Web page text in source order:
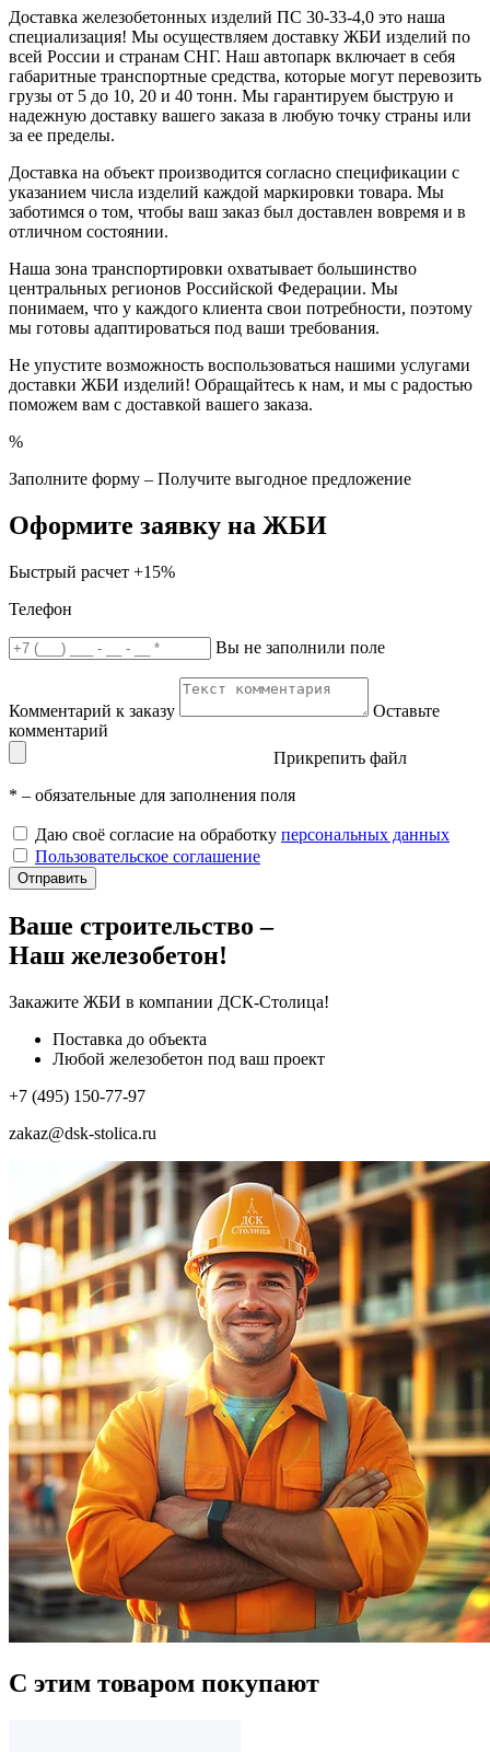
Доставка железобетонных изделий ПС 30-33-4,0 это наша
специализация! Мы осуществляем доставку ЖБИ изделий по
всей России и странам СНГ. Наш автопарк включает в себя
габаритные транспортные средства, которые могут перевозить
грузы от 5 до 10, 20 и 40 тонн. Мы гарантируем быструю и
надежную доставку вашего заказа в любую точку страны или
за ее пределы.
Доставка на объект производится согласно спецификации с
указанием числа изделий каждой маркировки товара. Мы
заботимся о том, чтобы ваш заказ был доставлен вовремя и в
отличном состоянии.
Наша зона транспортировки охватывает большинство
центральных регионов Российской Федерации. Мы
понимаем, что у каждого клиента свои потребности, поэтому
мы готовы адаптироваться под ваши требования.
Не упустите возможность воспользоваться нашими услугами
доставки ЖБИ изделий! Обращайтесь к нам, и мы с радостью
поможем вам с доставкой вашего заказа.
%
Заполните форму – Получите выгодное предложение
Оформите заявку на ЖБИ
Быстрый расчет +15%
Телефон
Вы не заполнили поле
Комментарий к заказу
Оставьте
комментарий
Прикрепить файл
* – обязательные для заполнения поля
Даю своё согласие на обработку персональных данных
Пользовательское соглашение
Отправить
Ваше строительство –
Наш железобетон!
Закажите ЖБИ в компании ДСК-Столица!
Поставка до объекта
Любой железобетон под ваш проект
+7 (495) 150-77-97
zakaz@dsk-stolica.ru
С этим товаром покупают